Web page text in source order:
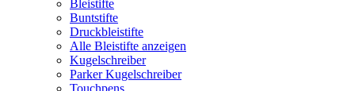
Bleistifte
Buntstifte
Druckbleistifte
Alle Bleistifte anzeigen
Kugelschreiber
Parker Kugelschreiber
Touchpens